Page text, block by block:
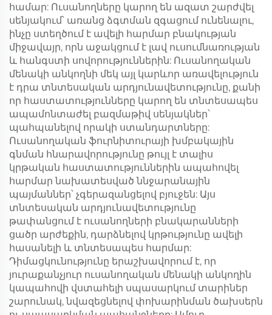
համար: Ուսանողները կարող են ազատ շարժվել
սենյակում՝ առանց ձգտման զգացում ունենալու,
ինչը ստեղծում է ավելի հարմար բնակության
միջավայր, որն աջակցում է լավ ուսումնառության
և հանգստի սովորություններին: Ուսանողական
մենակի անկողնի մեկ այլ կարևոր առավելություն
է դրա տնտեսական արդյունավետությունը, քանի
որ հաստատությունները կարող են տնտեսապես
ապամոնտաժել բազմաթիվ սենյակներ՝
պահպանելով որակի ստանդարտները:
Ուսանողական ֆուրնիտուրայի խմբակային
գնման հնարավորությունը թույլ է տալիս
կրթական հաստատություններին ապահովել
հարմար նախատեսված ննջարանային
պայմաններ՝ չգերազանցելով բյուջեն: Այս
տնտեսական արդյունավետությունը
թափանցում է ուսանողների բնակարանների
ցածր արժեքին, դարձնելով կրթությունը ավելի
հասանելի և տնտեսապես հարմար:
Դիմացկունությունը երաշխավորում է, որ
յուրաքանչյուր ուսանողական մենակի անկողին
կապահովի վստահելի սպասարկում տարիներ
շարունակ, նվազեցնելով փոխարինման ծախսերն